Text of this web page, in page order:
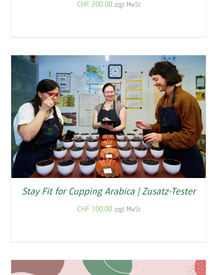
CHF 200.00 zzgl. MwSt
Stay Fit for Cupping Arabica | Zusatz-Tester
CHF 100.00 zzgl. MwSt